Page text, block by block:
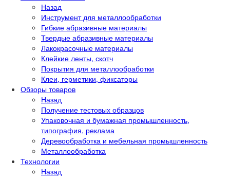
Назад
Инструмент для металлообработки
Гибкие абразивные материалы
Твердые абразивные материалы
Лакокрасочные материалы
Клейкие ленты, скотч
Покрытия для металлообработки
Клеи, герметики, фиксаторы
Обзоры товаров
Назад
Получение тестовых образцов
Упаковочная и бумажная промышленность,
типография, реклама
Деревообработка и мебельная промышленность
Металлообработка
Технологии
Назад